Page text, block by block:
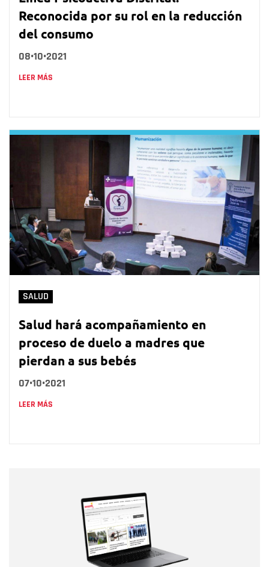
Reconocida por su rol en la reducción
del consumo
08•10•2021
LEER MÁS
SALUD
Salud hará acompañamiento en
proceso de duelo a madres que
pierdan a sus bebés
07•10•2021
LEER MÁS
Correo electrónico